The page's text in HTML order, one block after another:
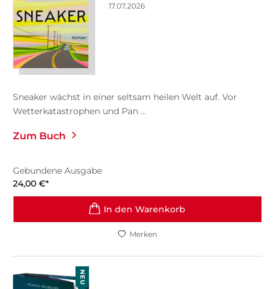
17.07.2026
Sneaker wächst in einer seltsam heilen Welt auf. Vor
Wetterkatastrophen und Pan ...
Zum Buch
Gebundene Ausgabe
24,00 €*
In den Warenkorb
Merken
NEU